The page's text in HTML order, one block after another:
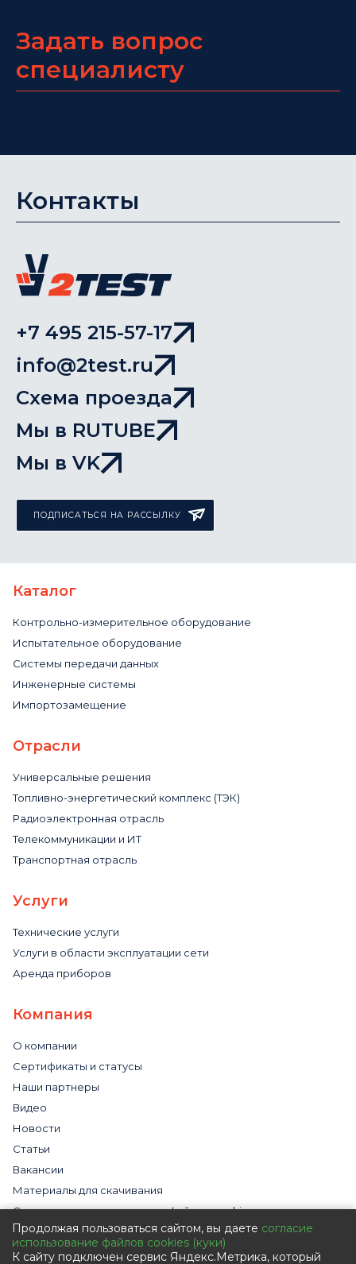
Задать вопрос
специалисту
Контакты
+7 495 215-57-17
info@2test.ru
Схема проезда
Мы в RUTUBE
Мы в VK
ПОДПИСАТЬСЯ НА РАССЫЛКУ
Каталог
Контрольно-измерительное оборудование
Испытательное оборудование
Системы передачи данных
Инженерные системы
Импортозамещение
Отрасли
Универсальные решения
Топливно-энергетический комплекс (ТЭК)
Радиоэлектронная отрасль
Телекоммуникации и ИТ
Транспортная отрасль
Услуги
Технические услуги
Услуги в области эксплуатации сети
Аренда приборов
Компания
О компании
Сертификаты и статусы
Наши партнеры
Видео
Новости
Статьи
Вакансии
Материалы для скачивания
Cогласие на использование файлов cookies
Обработка персональных данных с помощью сервиса
«Яндекс.Метрика»
Продолжая пользоваться сайтом, вы даете согласие
использование файлов cookies (куки)
К сайту подключен сервис Яндекс.Метрика, который